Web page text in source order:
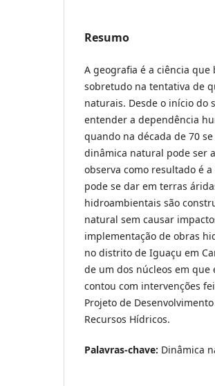
Resumo
A geografia é a ciência que
sobretudo na tentativa de
naturais. Desde o início do
entender a dependência
quando na década de 70
dinâmica natural pode ser
observa como resultado é
pode se dar em terras
hidroambientais são
natural sem causar
implementação de obras
no distrito de Iguaçu em
de um dos núcleos em
contou com intervenções
Projeto de
Recursos Hídricos.
Palavras-chave: Dinâmica